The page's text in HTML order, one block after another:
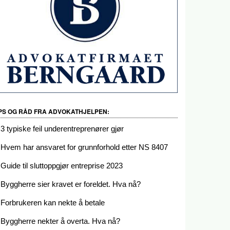
OG RÅD FRA ADVOKATHJELPEN:
3 typiske feil underentreprenører gjør
Hvem har ansvaret for grunnforhold etter NS 8407
Guide til sluttoppgjør entreprise 2023
Byggherre sier kravet er foreldet. Hva nå?
Forbrukeren kan nekte å betale
Byggherre nekter å overta. Hva nå?